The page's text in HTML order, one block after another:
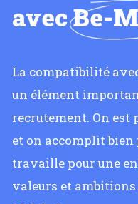
avecBe-
La compatibilité
un élément
recrutement. On est
et on accomplit bien
travaille pour une
valeurs et